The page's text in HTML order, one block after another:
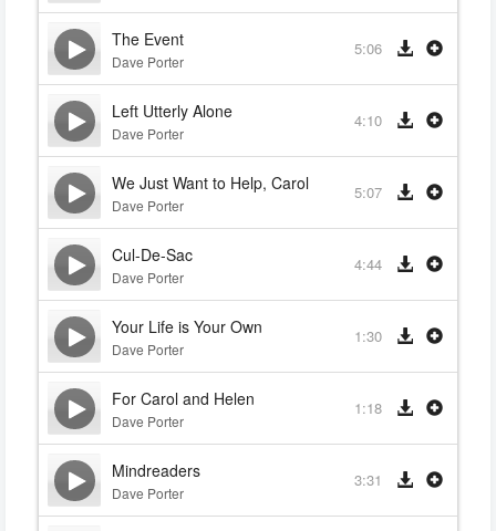
The Event
Dave Porter
5:06
Left Utterly Alone
Dave Porter
4:10
We Just Want to Help, Carol
Dave Porter
5:07
Cul-De-Sac
Dave Porter
4:44
Your Life is Your Own
Dave Porter
1:30
For Carol and Helen
Dave Porter
1:18
Mindreaders
Dave Porter
3:31